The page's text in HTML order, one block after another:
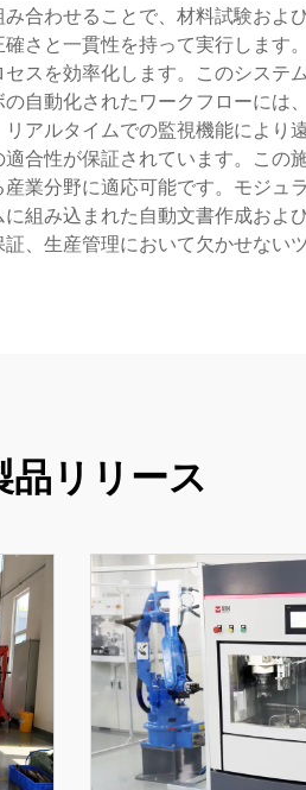
合わせることで、材料試験お
と一貫性を持って実行します
スを効率化します。このシステ
自動化されたワークフローに
アルタイムでの監視機能により
合性が保証されています。この
業分野に適応可能です。モジュ
組み込まれた自動文書作成およ
、生産管理において欠かせない
品リリース